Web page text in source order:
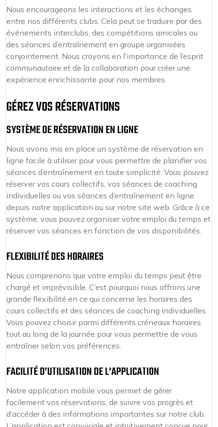
Nous encourageons les interactions et les échanges
entre nos différents clubs. Cela peut se traduire par des
événements interclubs, des compétitions amicales ou
des séances d’entraînement en groupe organisées
conjointement. Nous croyons en l’importance de l’esprit
communautaire et de la collaboration pour créer une
expérience enrichissante pour nos membres.
GÉREZ VOS RÉSERVATIONS
SYSTÈME DE RÉSERVATION EN LIGNE
Nous avons mis en place un système de réservation en
ligne facile à utiliser pour vous permettre de planifier vos
séances d’entraînement en toute simplicité. Vous pouvez
réserver vos cours collectifs, vos séances de coaching
individuelles ou vos séances d’entraînement en ligne
depuis notre application ou sur notre site web. Grâce à ce
système, vous pouvez organiser votre emploi du temps et
réserver vos séances en fonction de vos disponibilités.
FLEXIBILITÉ DES HORAIRES
Nous comprenons que votre emploi du temps peut être
chargé et imprévisible. C’est pourquoi nous offrons une
grande flexibilité en ce qui concerne les horaires des
cours collectifs et des séances de coaching individuelles.
Vous pouvez choisir parmi différents créneaux horaires
tout au long de la journée pour vous permettre de vous
entraîner selon vos préférences.
FACILITÉ D’UTILISATION DE L’APPLICATION
Notre application mobile vous permet de gérer
facilement vos réservations, de suivre vos progrès et
d’accéder à des informations importantes sur notre club.